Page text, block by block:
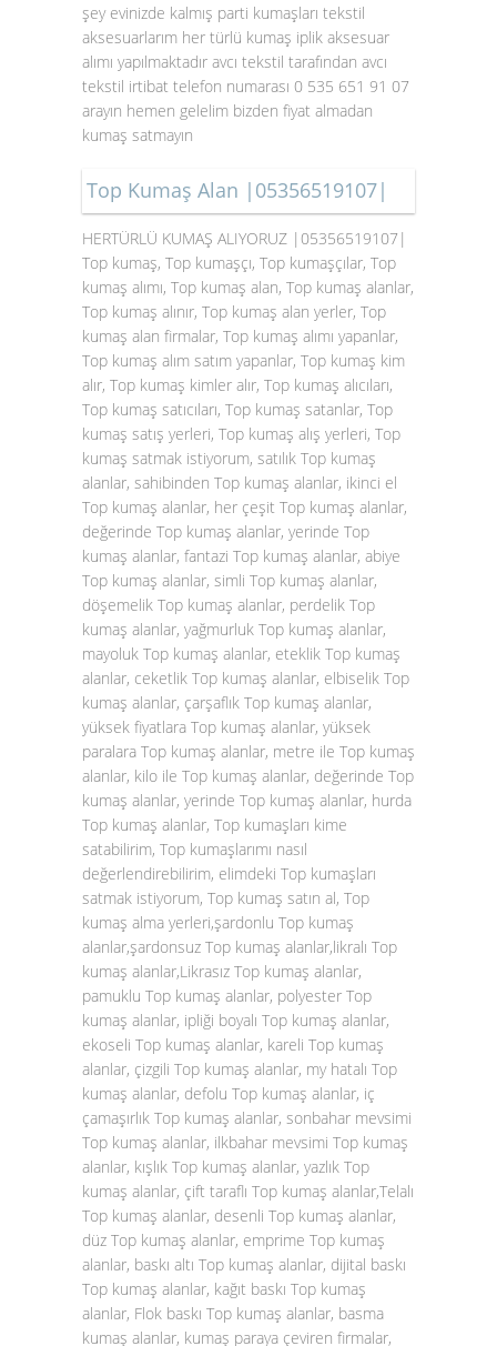
şey evinizde kalmış parti kumaşları tekstil
aksesuarlarım her türlü kumaş iplik aksesuar
alımı yapılmaktadır avcı tekstil tarafından avcı
tekstil irtibat telefon numarası 0 535 651 91 07
arayın hemen gelelim bizden fiyat almadan
kumaş satmayın
Top Kumaş Alan |05356519107|
HERTÜRLÜ KUMAŞ ALIYORUZ |05356519107|
Top kumaş, Top kumaşçı, Top kumaşçılar, Top
kumaş alımı, Top kumaş alan, Top kumaş alanlar,
Top kumaş alınır, Top kumaş alan yerler, Top
kumaş alan firmalar, Top kumaş alımı yapanlar,
Top kumaş alım satım yapanlar, Top kumaş kim
alır, Top kumaş kimler alır, Top kumaş alıcıları,
Top kumaş satıcıları, Top kumaş satanlar, Top
kumaş satış yerleri, Top kumaş alış yerleri, Top
kumaş satmak istiyorum, satılık Top kumaş
alanlar, sahibinden Top kumaş alanlar, ikinci el
Top kumaş alanlar, her çeşit Top kumaş alanlar,
değerinde Top kumaş alanlar, yerinde Top
kumaş alanlar, fantazi Top kumaş alanlar, abiye
Top kumaş alanlar, simli Top kumaş alanlar,
döşemelik Top kumaş alanlar, perdelik Top
kumaş alanlar, yağmurluk Top kumaş alanlar,
mayoluk Top kumaş alanlar, eteklik Top kumaş
alanlar, ceketlik Top kumaş alanlar, elbiselik Top
kumaş alanlar, çarşaflık Top kumaş alanlar,
yüksek fiyatlara Top kumaş alanlar, yüksek
paralara Top kumaş alanlar, metre ile Top kumaş
alanlar, kilo ile Top kumaş alanlar, değerinde Top
kumaş alanlar, yerinde Top kumaş alanlar, hurda
Top kumaş alanlar, Top kumaşları kime
satabilirim, Top kumaşlarımı nasıl
değerlendirebilirim, elimdeki Top kumaşları
satmak istiyorum, Top kumaş satın al, Top
kumaş alma yerleri,şardonlu Top kumaş
alanlar,şardonsuz Top kumaş alanlar,likralı Top
kumaş alanlar,Likrasız Top kumaş alanlar,
pamuklu Top kumaş alanlar, polyester Top
kumaş alanlar, ipliği boyalı Top kumaş alanlar,
ekoseli Top kumaş alanlar, kareli Top kumaş
alanlar, çizgili Top kumaş alanlar, my hatalı Top
kumaş alanlar, defolu Top kumaş alanlar, iç
çamaşırlık Top kumaş alanlar, sonbahar mevsimi
Top kumaş alanlar, ilkbahar mevsimi Top kumaş
alanlar, kışlık Top kumaş alanlar, yazlık Top
kumaş alanlar, çift taraflı Top kumaş alanlar,Telalı
Top kumaş alanlar, desenli Top kumaş alanlar,
düz Top kumaş alanlar, emprime Top kumaş
alanlar, baskı altı Top kumaş alanlar, dijital baskı
Top kumaş alanlar, kağıt baskı Top kumaş
alanlar, Flok baskı Top kumaş alanlar, basma
kumaş alanlar, kumaş paraya çeviren firmalar,